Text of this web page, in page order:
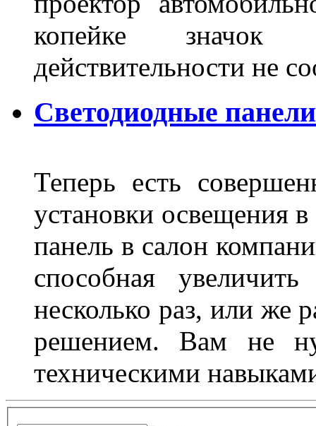
копейке
действительности не
Светодиодные
Теперь есть
установки освещения
панель в салон
способная
несколько раз, или же
решением. Вам не
техническими